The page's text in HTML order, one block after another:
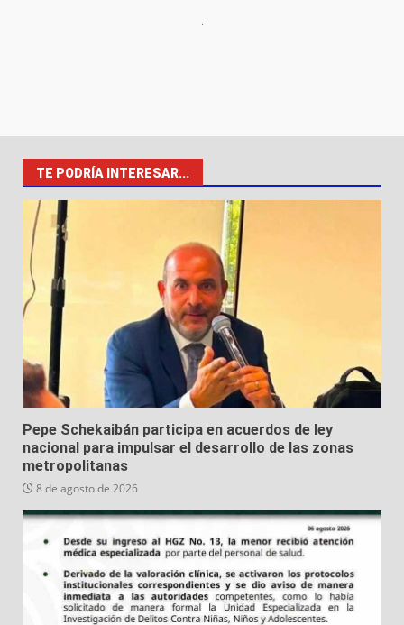
TE PODRÍA INTERESAR...
Pepe Schekaibán participa en acuerdos de ley
nacional para impulsar el desarrollo de las zonas
metropolitanas
8 de agosto de 2026